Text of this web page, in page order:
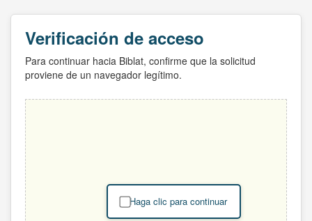
Verificación de acceso
Para continuar hacia Biblat, confirme que la solicitud
proviene de un navegador legítimo.
Haga clic para continuar